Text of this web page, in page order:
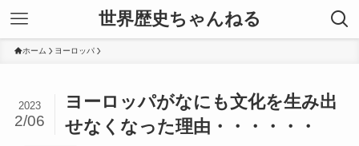
世界歴史ちゃんねる
ホーム ヨーロッパ
ヨーロッパがなにも文化を生み出
せなくなった理由・・・・・・
2023
2/06